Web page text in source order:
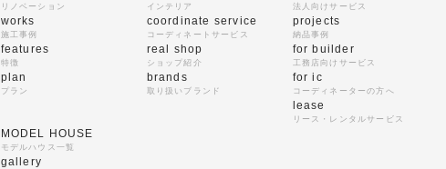
リノベーション
works
施工事例
features
特徴
plan
プラン
インテリア
coordinate service
コーディネートサービス
real shop
ショップ紹介
brands
取り扱いブランド
法人向けサービス
projects
納品事例
for builder
工務店向けサービス
for ic
コーディネーターの方へ
lease
リース・レンタルサービス
MODEL HOUSE
モデルハウス一覧
gallery